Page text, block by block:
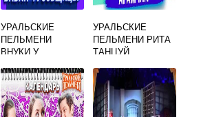
УРАЛЬСКИЕ
ПЕЛЬМЕНИ
ВНУКИ У
ГОСТЯХ СПЯТ
УРАЛЬСКИЕ
ПЕЛЬМЕНИ РИТА
ТАНЦУЙ